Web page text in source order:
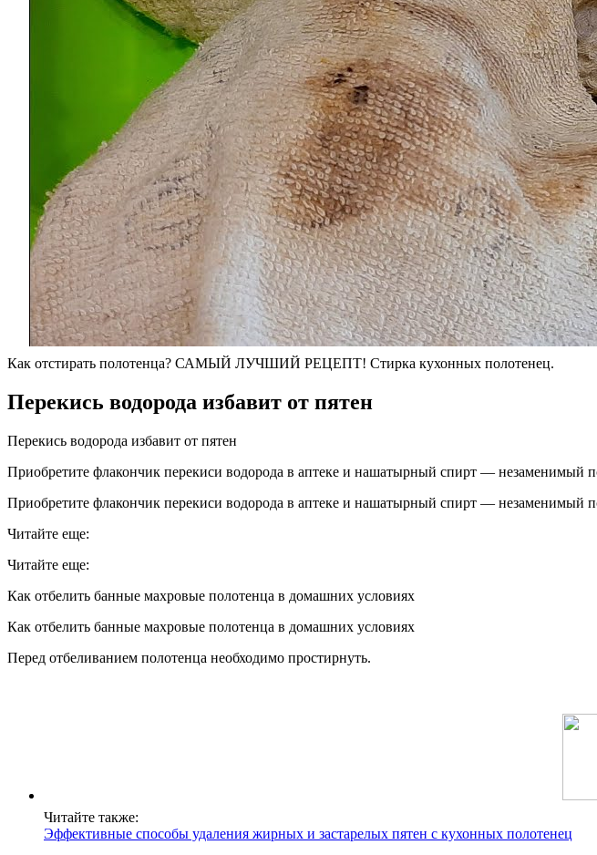
Как отстирать полотенца? САМЫЙ ЛУЧШИЙ РЕЦЕПТ! Стирка кухонных полотенец.
Перекись водорода избавит от пятен
Перекись водорода избавит от пятен
Приобретите флакончик перекиси водорода в аптеке и нашатырный спирт — незаменимый
Приобретите флакончик перекиси водорода в аптеке и нашатырный спирт — незаменимый
Читайте еще:
Читайте еще:
Как отбелить банные махровые полотенца в домашних условиях
Как отбелить банные махровые полотенца в домашних условиях
Перед отбеливанием полотенца необходимо простирнуть.
Читайте также:
Эффективные способы удаления жирных и застарелых пятен с кухонных полотенец